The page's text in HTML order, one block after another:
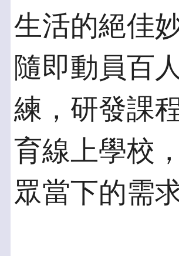
生活的絕佳
隨即動員百
練，研發課
育線上學校
眾當下的需求